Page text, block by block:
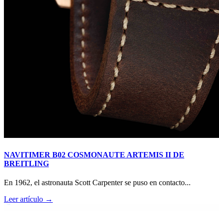
NAVITIMER B02 COSMONAUTE ARTEMIS II DE
BREITLING
En 1962, el astronauta Scott Carpenter se puso en contacto...
Leer artículo →